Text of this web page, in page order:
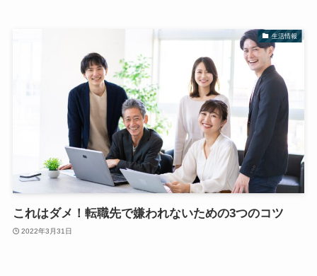
生活情報
これはダメ！転職先で嫌われないための3つのコツ
2022年3月31日